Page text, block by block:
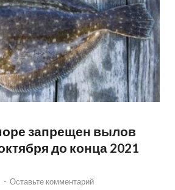
запрещен вылов
до конца 2021
- Оставьте комментарий